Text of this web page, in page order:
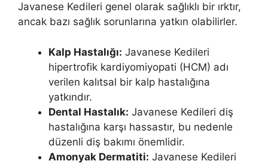
Javanese Kedileri genel olarak sağlıklı bir ırktır,
ancak bazı sağlık sorunlarına yatkın olabilirler.
Kalp Hastalığı: Javanese Kedileri
hipertrofik kardiyomiyopati (HCM) adı
verilen kalıtsal bir kalp hastalığına
yatkındır.
Dental Hastalık: Javanese Kedileri diş
hastalığına karşı hassastır, bu nedenle
düzenli diş bakımı önemlidir.
Amonyak Dermatiti: Javanese Kedileri